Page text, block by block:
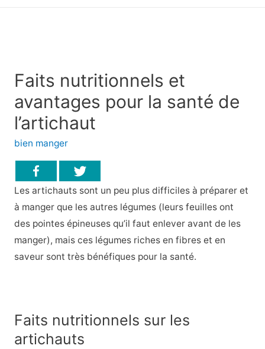
Faits nutritionnels et
avantages pour la santé de
l’artichaut
bien manger
Les artichauts sont un peu plus difficiles à préparer et
à manger que les autres légumes (leurs feuilles ont
des pointes épineuses qu’il faut enlever avant de les
manger), mais ces légumes riches en fibres et en
saveur sont très bénéfiques pour la santé.
Faits nutritionnels sur les
artichauts